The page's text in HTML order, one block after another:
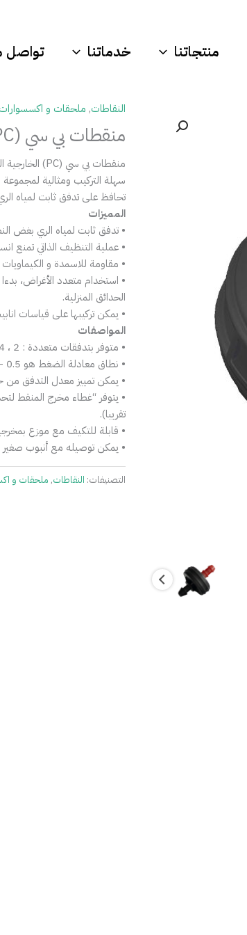
منتجاتنا خدماتنا تواصل
النقاطات, ملحقات و
منقطات بي سي (PC) الخارجية المعادلة لفرق الضغط
منقطات بي سي (PC) الخارجية المعادلة لفرق الضغط
سهلة التركيب ومثالية
تحافظ على تدفق ثابت لمياه
المميزات
• تدفق ثابت لمياه الري بغض
• عملية التنظيف الذاتي تمنع
• مقاومة للاسمدة و
• استخدام متعدد الأغراض،
الحدائق المنزلية.
• يمكن تركيبها على قياسات
المواصفات
• متوفر بتدفقات متعددة : 2 ، 4 ، 8 ، 24 لتر / ساعة (½ و 1 و 2 و6 جالون/ساعة تقريبا).
• نطاق معادلة الضغط هو 0.5 – 4 بار، وهو الأوسع في السوق.
• يمكن تمييز معدل التدفق من
تقريبا).
• قابلة للتكيف مع موزع بمخرجين أو 4 مخارج لتوزيع
• يمكن توصيله مع أنبوب صغير
التصنيفات: النقاطات, ملحقات و